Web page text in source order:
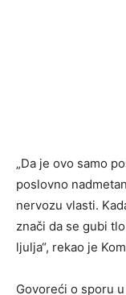
„Da je ovo samo
poslovno
nervozu vlasti.
znači da se gubi
ljulja“, rekao je
Govoreći o sporu